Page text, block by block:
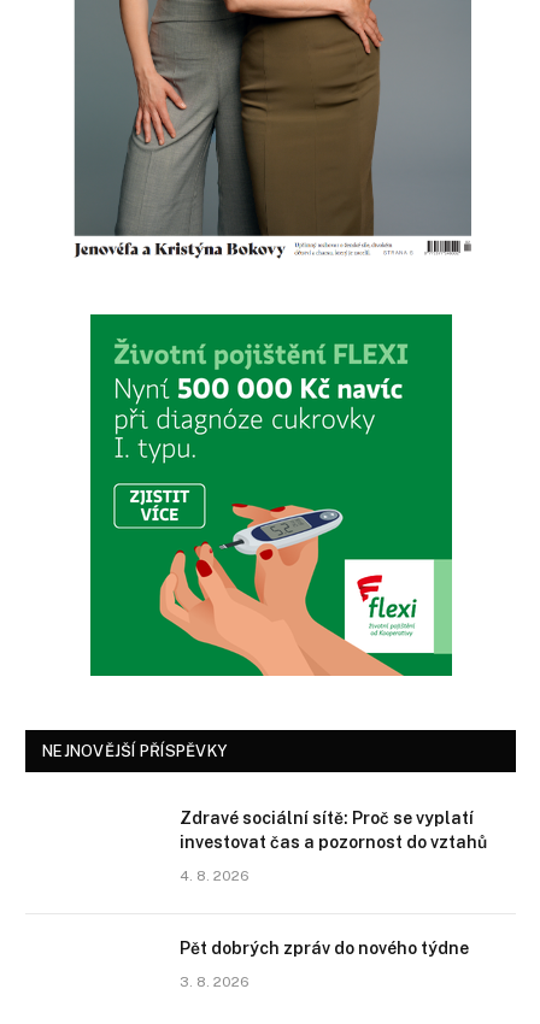
NEJNOVĚJŠÍ PŘÍSPĚVKY
Zdravé sociální sítě: Proč se vyplatí
investovat čas a pozornost do vztahů
4. 8. 2026
Pět dobrých zpráv do nového týdne
3. 8. 2026